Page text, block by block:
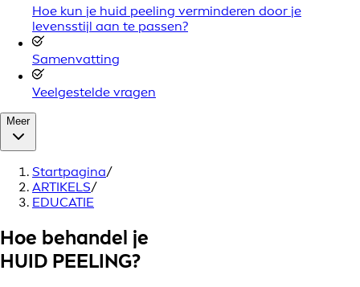
Hoe kun je huid peeling verminderen door je
levensstijl aan te passen?
Samenvatting
Veelgestelde vragen
Meer
Startpagina/
ARTIKELS/
EDUCATIE
Hoe behandel je
HUID PEELING?